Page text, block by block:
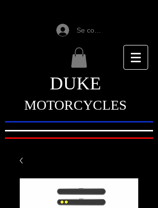
Se connecter
DUKE
MOTORCYCLES